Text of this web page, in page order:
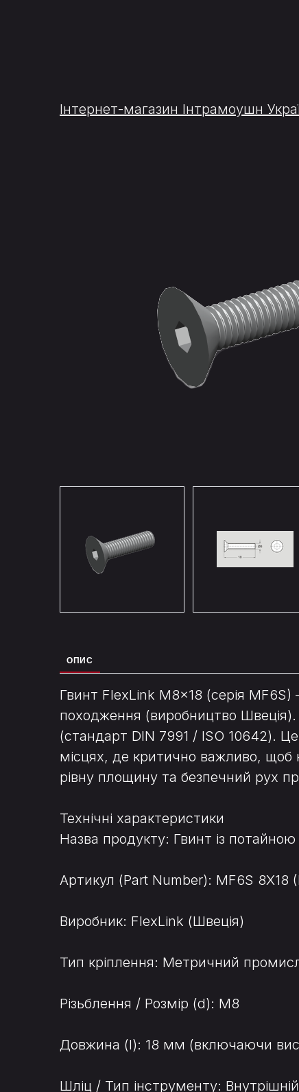
Інтернет-магазин Інтрамоушн
ОПИС
Гвинт FlexLink M8x18 (серія
походження (виробництво Швеція).
(стандарт DIN 7991 / ISO 10642).
місцях, де критично важливо, щоб
рівну площину та безпечний рух
Технічні характеристики
Назва продукту: Гвинт із
Артикул (Part Number): MF6S 8X18
Виробник: FlexLink (Швеція)
Тип кріплення: Метричний
Різьблення / Розмір (d): M8
Довжина (l): 18 мм (включаючи
Шліц / Тип інструменту: